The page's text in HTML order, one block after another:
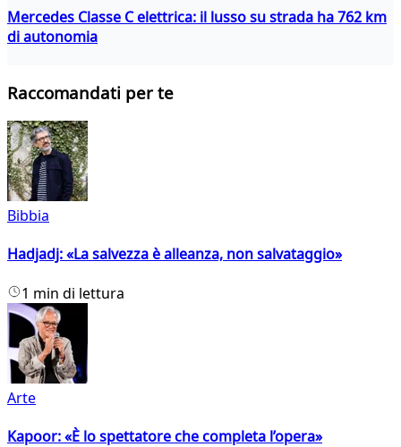
Mercedes Classe C elettrica: il lusso su strada ha 762 km
di autonomia
Raccomandati per te
Bibbia
Hadjadj: «La salvezza è alleanza, non salvataggio»
1 min di lettura
Arte
Kapoor: «È lo spettatore che completa l’opera»